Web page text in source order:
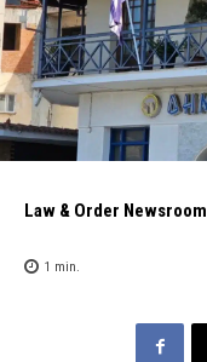
Law & Order Newsroom
1 min.